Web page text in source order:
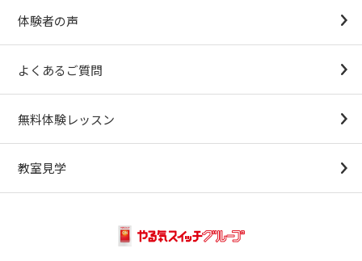
体験者の声
よくあるご質問
無料体験レッスン
教室見学